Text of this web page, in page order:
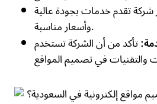
شركة تقدم خدمات بجودة عالية
وأسعار مناسبة.
تأكد من أن الشركة تستخدم